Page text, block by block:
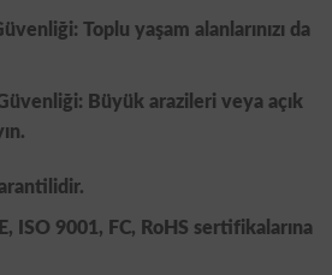
Toplu yaşam alanlarınızı da
Büyük arazileri veya açık
ISO 9001, FC, RoHS sertifikalarına